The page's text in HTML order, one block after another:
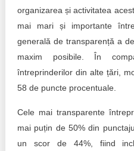
organizarea și activitatea
mai mari și importante
generală de transparență a
maxim posibile. În
întreprinderilor din alte țări,
58 de puncte procentuale.
Cele mai transparente
mai puțin de 50% din
un scor de 44%, fiind